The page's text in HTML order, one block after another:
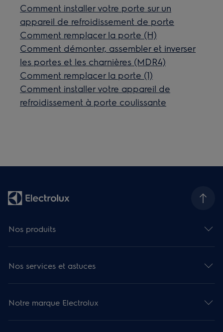
Comment installer votre porte sur un
appareil de refroidissement de porte
Comment remplacer la porte (H)
Comment démonter, assembler et inverser
les portes et les charnières (MDR4)
Comment remplacer la porte (1)
Comment installer votre appareil de
refroidissement à porte coulissante
Nos produits
Nos services et astuces
Notre marque Electrolux